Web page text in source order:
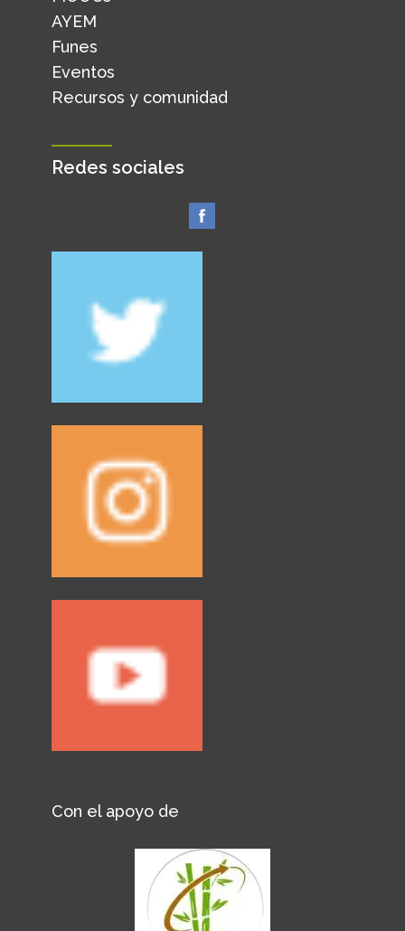
AYEM
Funes
Eventos
Recursos y comunidad
Redes sociales
Con el apoyo de